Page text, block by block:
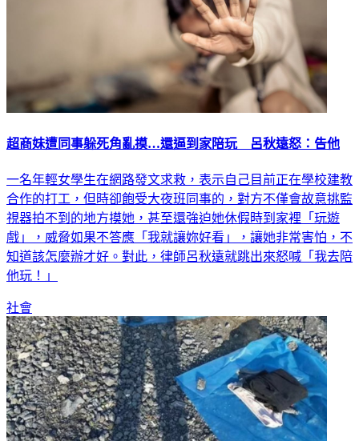
超商妹遭同事躲死角亂摸…還逼到家陪玩 呂秋遠怒：告他
一名年輕女學生在網路發文求救，表示自己目前正在學校建教
合作的打工，但時卻飽受大夜班同事的，對方不僅會故意挑監
視器拍不到的地方摸她，甚至還強迫她休假時到家裡「玩遊
戲」，威脅如果不答應「我就讓妳好看」，讓她非常害怕，不
知道該怎麼辦才好。對此，律師呂秋遠就跳出來怒喊「我去陪
他玩！」
社會